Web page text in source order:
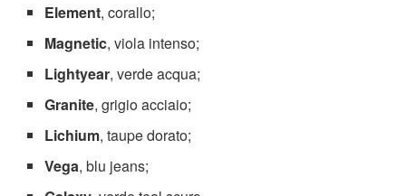
Element, corallo;
Magnetic, viola intenso;
Lightyear, verde acqua;
Granite, grigio acciaio;
Lichium, taupe dorato;
Vega, blu jeans;